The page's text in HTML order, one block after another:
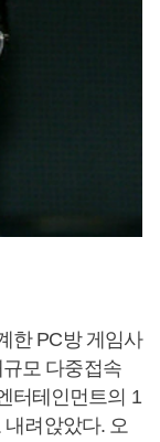
한 PC방 게임사
모 다중접속
터테인먼트의 1
내려앉았다. 오